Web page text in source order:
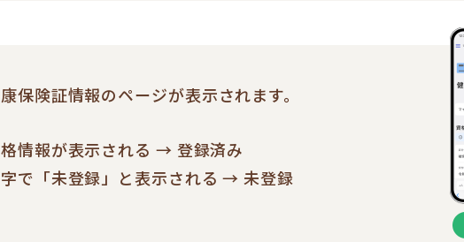
保険証情報のページが表示されます。
情報が表示される → 登録済み
で「未登録」と表示される → 未登録